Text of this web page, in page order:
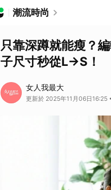
潮流時尚
只靠深蹲就能瘦？
子尺寸秒從L→S！
女人我最大
更新於 2025年11月06日16:25